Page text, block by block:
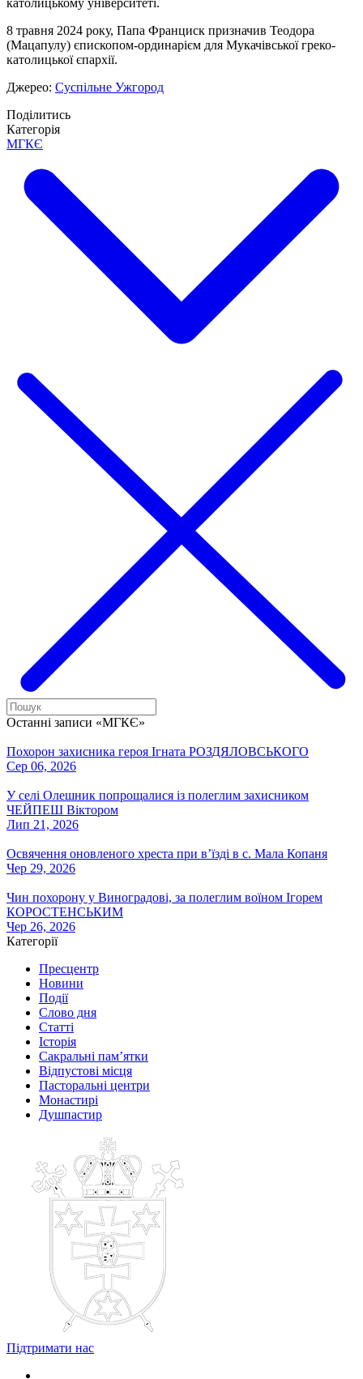
католицькому університеті.
8 травня 2024 року, Папа Франциск призначив Теодора
(Мацапулу) єпископом-ординарієм для Мукачівської греко-
католицької єпархії.
Джерео: Суспільне Ужгород
Поділитись
Категорія
МГКЄ
Останні записи «МГКЄ»
Похорон захисника героя Ігната РОЗДЯЛОВСЬКОГО
Сер 06, 2026
У селі Олешник попрощалися із полеглим захисником
ЧЕЙПЕШ Віктором
Лип 21, 2026
Освячення оновленого хреста при вʼїзді в с. Мала Копаня
Чер 29, 2026
Чин похорону у Виноградові, за полеглим воїном Ігорем
КОРОСТЕНСЬКИМ
Чер 26, 2026
Категорії
Пресцентр
Новини
Події
Слово дня
Статті
Історія
Сакральні пам’ятки
Відпустові місця
Пасторальні центри
Монастирі
Душпастир
Підтримати нас